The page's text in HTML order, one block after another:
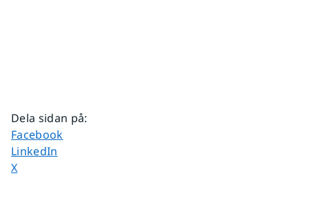
Dela sidan på:
Dela sidan på
Facebook
Dela sidan på
LinkedIn
Dela sidan på
X